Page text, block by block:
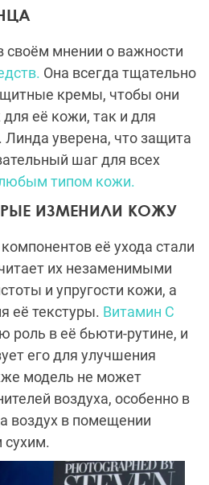
своём мнении о важности
Она всегда тщательно
кремы, чтобы они
её кожи, так и для
уверена, что защита
шаг для всех
типом кожи.
ИЗМЕНИЛИ КОЖУ
её ухода стали
их незаменимыми
и упругости кожи, а
её текстуры. Витамин С
роль в её бьюти-рутине, и
его для улучшения
модель не может
воздуха, особенно в
воздух в помещении
сухим.